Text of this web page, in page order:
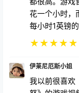
伊莱尼厄斯小姐
我以前很喜欢
怒》的游戏视
乎有点太快了
难度对我来说
且一切都运行